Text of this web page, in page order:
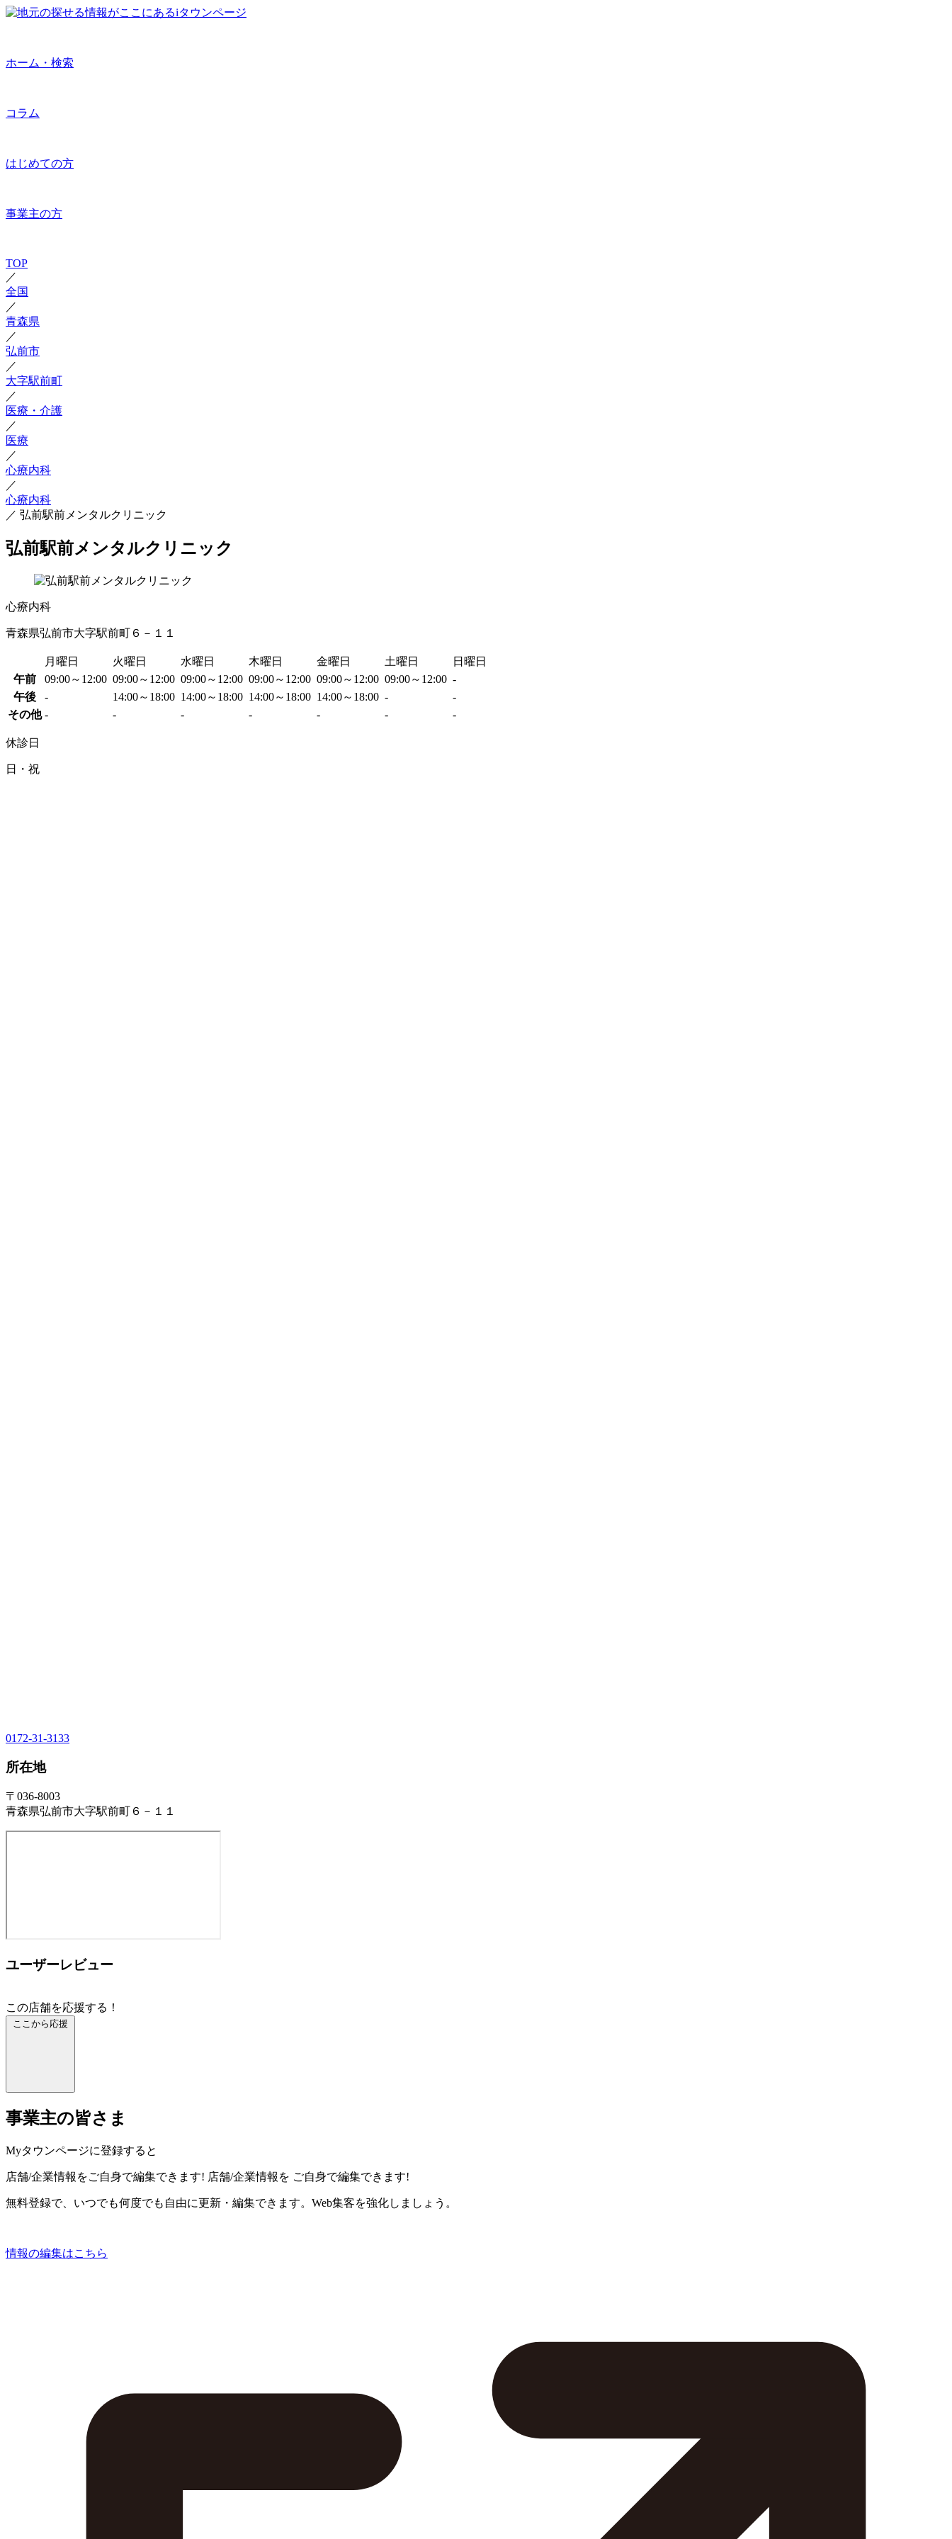
ホーム・検索
コラム
はじめての方
事業主の方
TOP
／
全国
／
青森県
／
弘前市
／
大字駅前町
／
医療・介護
／
医療
／
心療内科
／
心療内科
／ 弘前駅前メンタルクリニック
弘前駅前メンタルクリニック
心療内科
青森県弘前市大字駅前町６－１１
月曜日 火曜日 水曜日 木曜日 金曜日 土曜日
日曜日
午前
09:00～12:00 09:00～12:00 09:00～12:00 09:00～12:00 09:00～12:00 09:00～12:00 -
午後
- 14:00～18:00 14:00～18:00 14:00～18:00 14:00～18:00 -
-
その他 - - - - - - -
休診日
日・祝
0172-31-3133
所在地
〒036-8003
青森県弘前市大字駅前町６－１１
ユーザーレビュー
この店舗を応援する！
ここから応援
事業主の皆さま
Myタウンページに登録すると
店舗/企業情報をご自身で編集できます! 店舗/企業情報を ご自身で編集できます!
無料登録で、いつでも何度でも自由に更新・編集できます。Web集客を強化しましょう。
情報の編集はこちら